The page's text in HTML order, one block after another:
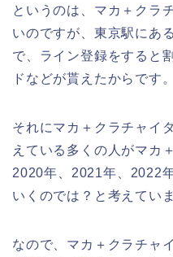
というのは、マカ＋クラ
いのですが、東京駅にあ
で、ライン登録をすると
ドなどが貰えたからです。
それにマカ＋クラチャイ
えている多くの人がマカ
2020年、2021年、2022
いくのでは？と考えていま
なので、マカ＋クラチャ